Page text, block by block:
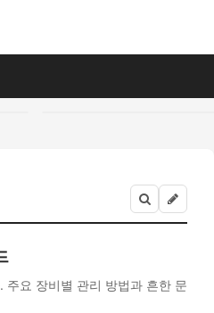
주요 장비별 관리 방법과 흔한 문